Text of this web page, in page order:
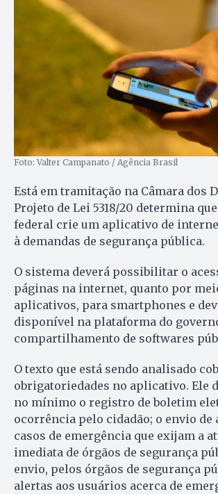
Foto: Valter Campanato / Agência Brasil
Está em tramitação na Câmara dos
Projeto de Lei 5318/20 determina
federal crie um aplicativo de
à demandas de segurança pública.
O sistema deverá possibilitar o
páginas na internet, quanto por
aplicativos, para smartphones e
disponível na plataforma do
compartilhamento de softwares
O texto que está sendo analisado
obrigatoriedades no aplicativo. Ele
no mínimo o registro de boletim
ocorrência pelo cidadão; o envio de
casos de emergência que exijam a
imediata de órgãos de segurança
envio, pelos órgãos de segurança
alertas aos usuários acerca de